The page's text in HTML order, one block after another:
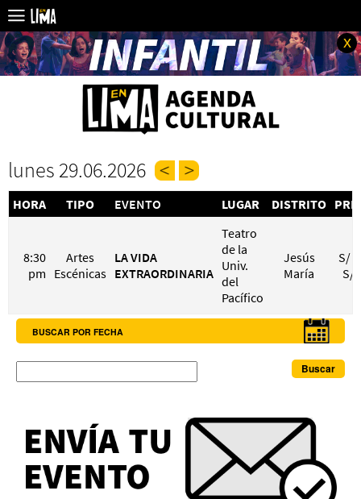
x
lunes 29.06.2026
HORA TIPO EVENTO LUGAR DISTRITO
8:30
pm
Artes
Escénicas
LA VIDA
EXTRAORDINARIA
Teatro
de la
Univ.
del
Pacífico
Jesús
María
S/
S/
BUSCAR POR FECHA